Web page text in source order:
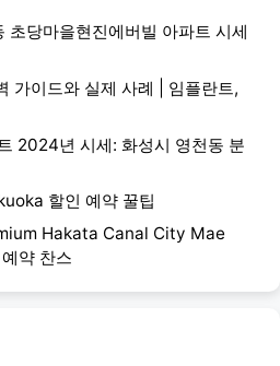
초당마을현진에버빌 아파트 시세
가이드와 실제 사례 | 임플란트,
2024년 시세: 화성시 영천동 분
할인 예약 꿀팁
Hakata Canal City Mae
약 찬스